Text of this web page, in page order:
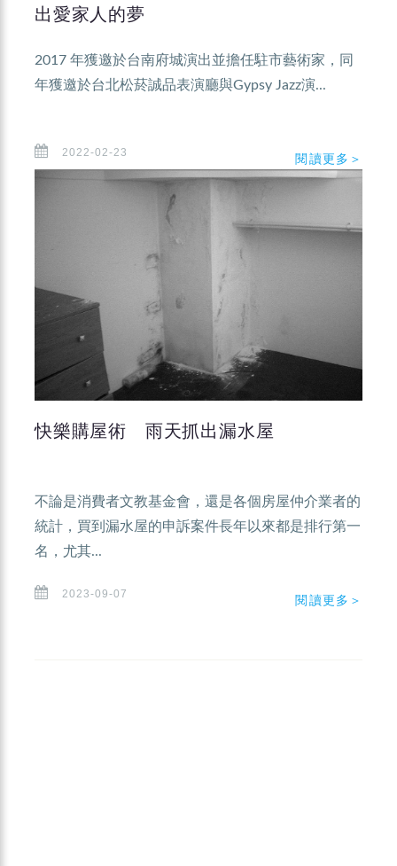
出愛家人的夢
2017 年獲邀於台南府城演出並擔任駐市藝術家，同
年獲邀於台北松菸誠品表演廳與Gypsy Jazz演...
2022-02-23 閱讀更多＞
快樂購屋術 雨天抓出漏水屋
不論是消費者文教基金會，還是各個房屋仲介業者的
統計，買到漏水屋的申訴案件長年以來都是排行第一
名，尤其...
2023-09-07 閱讀更多＞